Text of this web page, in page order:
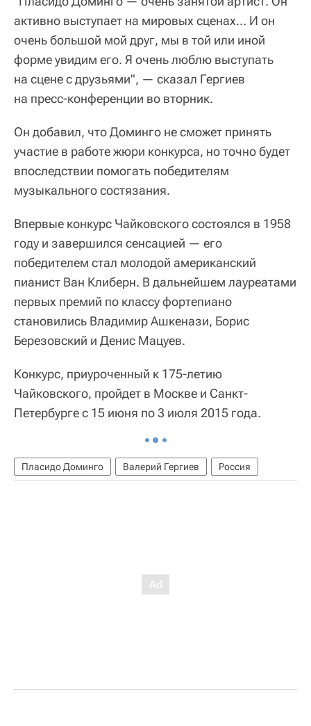
активно выступает на мировых сценах… И он
очень большой мой друг, мы в той или иной
форме увидим его. Я очень люблю выступать
на сцене с друзьями", — сказал Гергиев
на пресс-конференции во вторник.
Он добавил, что Доминго не сможет принять
участие в работе жюри конкурса, но точно будет
впоследствии помогать победителям
музыкального состязания.
Впервые конкурс Чайковского состоялся в 1958
году и завершился сенсацией — его
победителем стал молодой американский
пианист Ван Клиберн. В дальнейшем лауреатами
первых премий по классу фортепиано
становились Владимир Ашкенази, Борис
Березовский и Денис Мацуев.
Конкурс, приуроченный к 175-летию
Чайковского, пройдет в Москве и Санкт-
Петербурге с 15 июня по 3 июля 2015 года.
Пласидо Доминго Валерий Гергиев Россия